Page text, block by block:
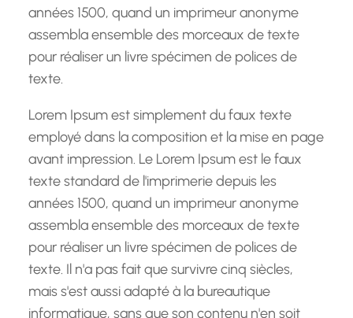
années 1500, quand un imprimeur anonyme
assembla ensemble des morceaux de texte
pour réaliser un livre spécimen de polices de
texte.
Lorem Ipsum est simplement du faux texte
employé dans la composition et la mise en page
avant impression. Le Lorem Ipsum est le faux
texte standard de l'imprimerie depuis les
années 1500, quand un imprimeur anonyme
assembla ensemble des morceaux de texte
pour réaliser un livre spécimen de polices de
texte. Il n'a pas fait que survivre cinq siècles,
mais s'est aussi adapté à la bureautique
informatique, sans que son contenu n'en soit